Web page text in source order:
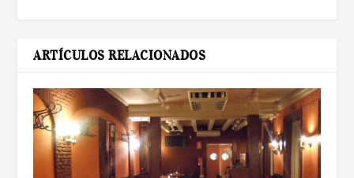
ARTÍCULOS RELACIONADOS